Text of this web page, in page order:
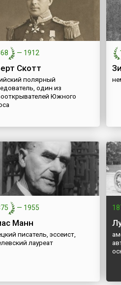
— 1912
Скотт
полярный
один из
Южного
— 1955
Манн
писатель, эссеист,
лауреат